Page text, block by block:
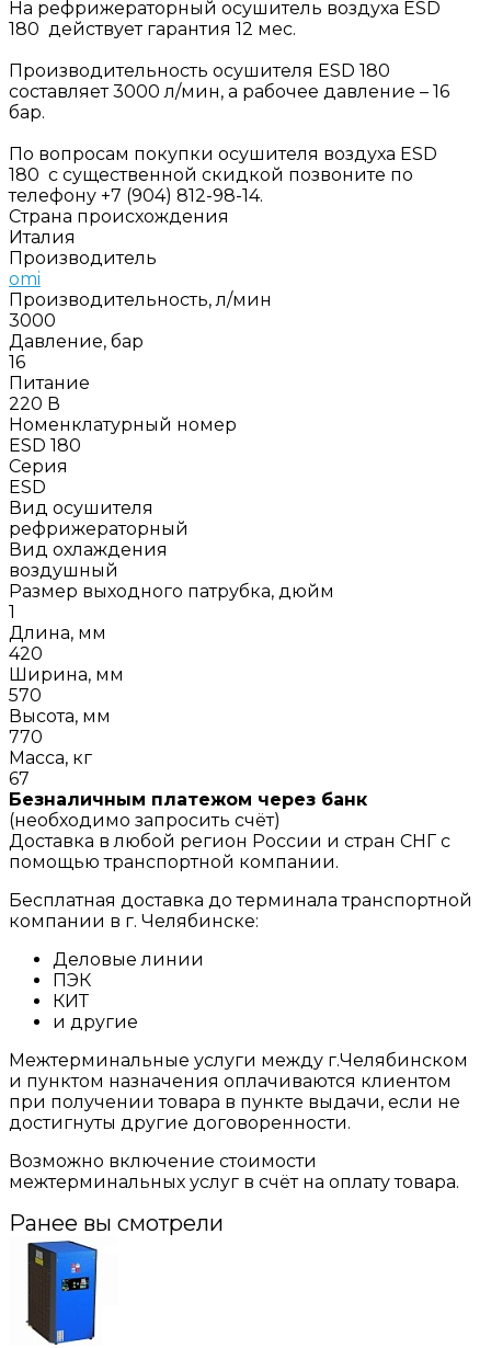
На рефрижераторный осушитель воздуха ESD
180 действует гарантия 12 мес.
Производительность осушителя ESD 180
составляет 3000 л/мин, а рабочее давление – 16
бар.
По вопросам покупки осушителя воздуха ESD
180 с существенной скидкой позвоните по
телефону +7 (904) 812-98-14.
Страна происхождения
Италия
Производитель
omi
Производительность, л/мин
3000
Давление, бар
16
Питание
220 В
Номенклатурный номер
ESD 180
Серия
ESD
Вид осушителя
рефрижераторный
Вид охлаждения
воздушный
Размер выходного патрубка, дюйм
1
Длина, мм
420
Ширина, мм
570
Высота, мм
770
Масса, кг
67
Безналичным платежом через банк
(необходимо запросить счёт)
Доставка в любой регион России и стран СНГ с
помощью транспортной компании.
Бесплатная доставка до терминала транспортной
компании в г. Челябинске:
Деловые линии
ПЭК
КИТ
и другие
Межтерминальные услуги между г.Челябинском
и пунктом назначения оплачиваются клиентом
при получении товара в пункте выдачи, если не
достигнуты другие договоренности.
Возможно включение стоимости
межтерминальных услуг в счёт на оплату товара.
Ранее вы смотрели